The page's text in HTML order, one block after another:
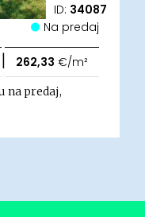
ID: 34087
Na predaj
| 262,33 €/m²
na predaj,